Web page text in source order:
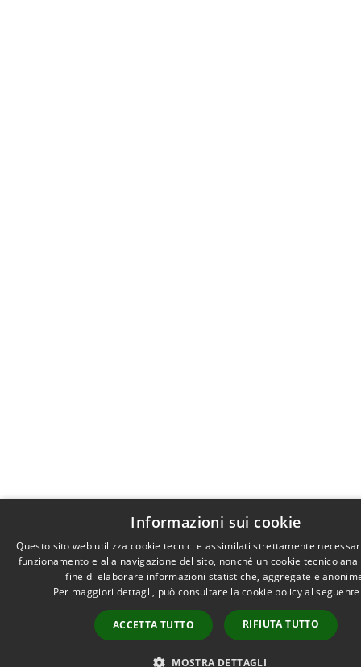
Informazioni sui cookie
Questo sito web utilizza cookie tecnici e assimilati strettamente
funzionamento e alla navigazione del sito, nonché un cookie tecnico
fine di elaborare informazioni statistiche, aggregate e
Per maggiori dettagli, può consultare la cookie policy al
ACCETTA TUTTO RIFIUTA TUTTO
MOSTRA DETTAGLI